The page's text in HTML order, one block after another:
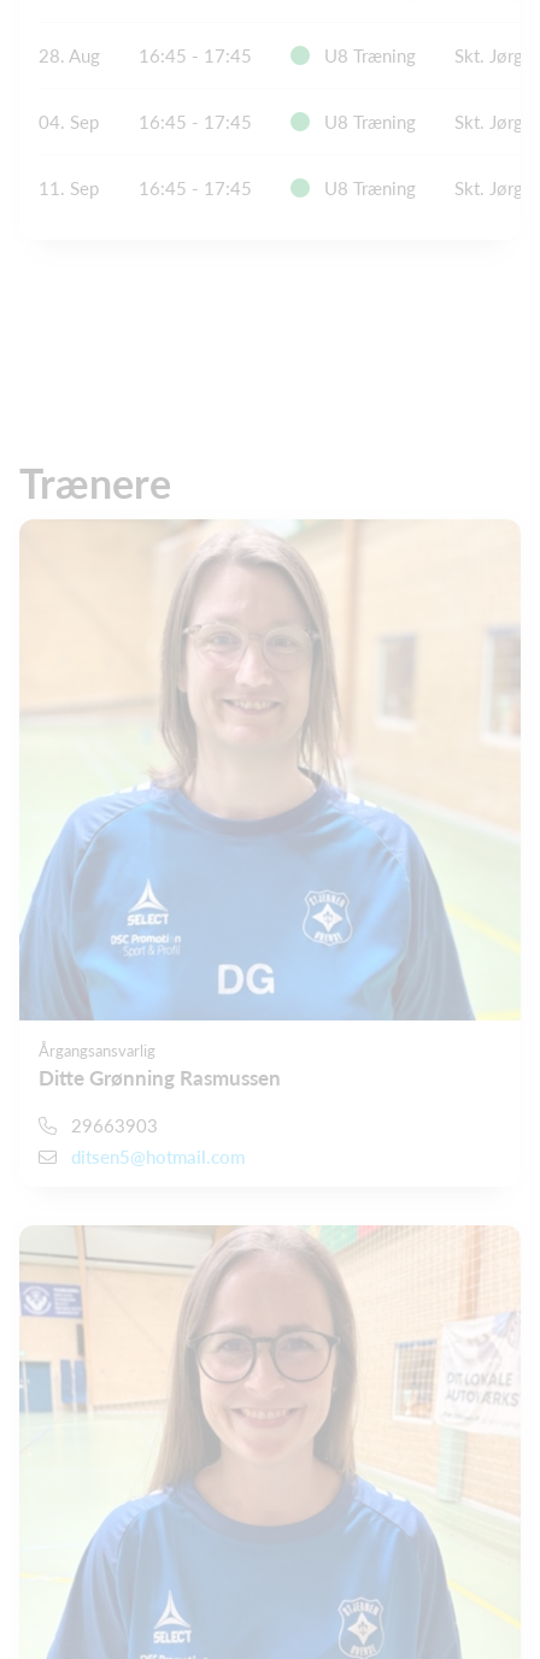
28. Aug 16:45 - 17:45 U8 Træning Skt.
04. Sep 16:45 - 17:45 U8 Træning Skt.
11. Sep 16:45 - 17:45 U8 Træning Skt.
Trænere
Årgangsansvarlig
Ditte Grønning Rasmussen
29663903
ditsen5@hotmail.com